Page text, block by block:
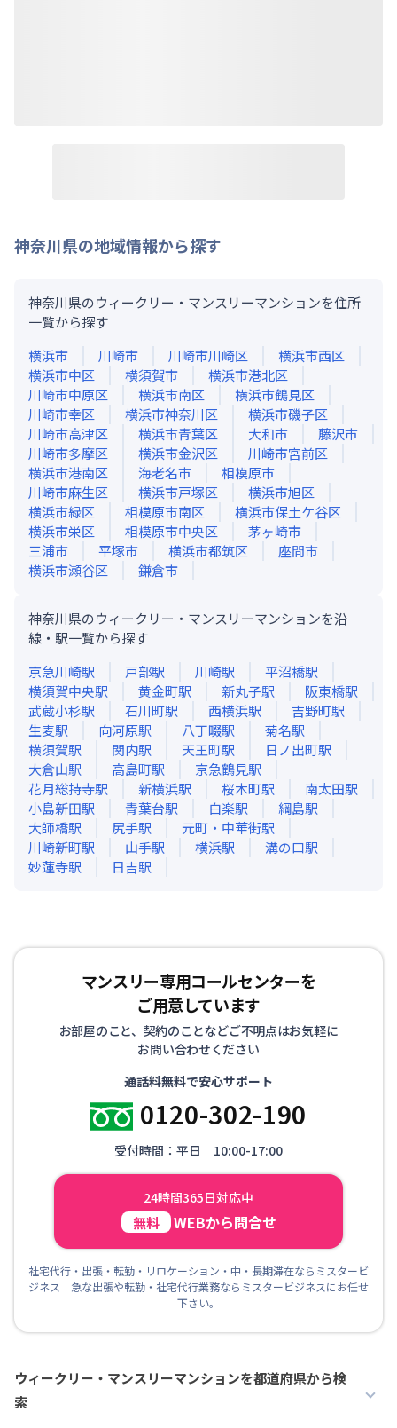
神奈川県の地域情報から探す
神奈川県のウィークリー・マンスリーマンションを住所
一覧から探す
横浜市
川崎市 川崎市川崎区
横浜市西区
横浜市中区
横須賀市
横浜市港北区
川崎市中原区
横浜市南区
横浜市鶴見区
川崎市幸区
横浜市神奈川区
横浜市磯子区
川崎市高津区
横浜市青葉区 大和市
藤沢市
川崎市多摩区
横浜市金沢区
川崎市宮前区
横浜市港南区
海老名市
相模原市
川崎市麻生区
横浜市戸塚区
横浜市旭区
横浜市緑区
相模原市南区
横浜市保土ケ谷区
横浜市栄区
相模原市中央区
茅ヶ崎市
三浦市
平塚市 横浜市都筑区
座間市
横浜市瀬谷区
鎌倉市
神奈川県のウィークリー・マンスリーマンションを沿
線・駅一覧から探す
京急川崎駅 戸部駅 川崎駅 平沼橋駅
横須賀中央駅 黄金町駅 新丸子駅 阪東橋駅
武蔵小杉駅 石川町駅 西横浜駅 吉野町駅
生麦駅 向河原駅 八丁畷駅 菊名駅
横須賀駅 関内駅 天王町駅 日ノ出町駅
大倉山駅 高島町駅 京急鶴見駅
花月総持寺駅 新横浜駅 桜木町駅 南太田駅
小島新田駅 青葉台駅 白楽駅 綱島駅
大師橋駅 尻手駅 元町・中華街駅
川崎新町駅 山手駅 横浜駅 溝の口駅
妙蓮寺駅 日吉駅
マンスリー専用コールセンターを
ご用意しています
お部屋のこと、契約のことなどご不明点はお気軽に
お問い合わせください
通話料無料で安心サポート
0120-302-190
受付時間：平日 10:00-17:00
24時間365日対応中
無料 WEBから問合せ
社宅代行・出張・転勤・リロケーション・中・長期滞在ならミスタービ
ジネス 急な出張や転勤・社宅代行業務ならミスタービジネスにお任せ
下さい。
ウィークリー・マンスリーマンションを都道府県から検
索